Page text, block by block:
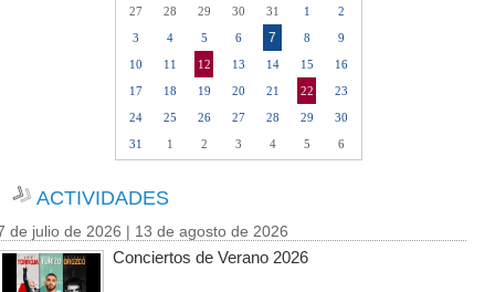
27 28 29 30 31 1
2
3
4 5 6 7 8
9
10
11 12 13 14 15
16
17
18 19 20 21 22
23
24
25 26 27 28 29
30
31
1 2 3 4 5 6
ACTIVIDADES
de julio de 2026 | 13 de agosto de 2026
Conciertos de Verano 2026